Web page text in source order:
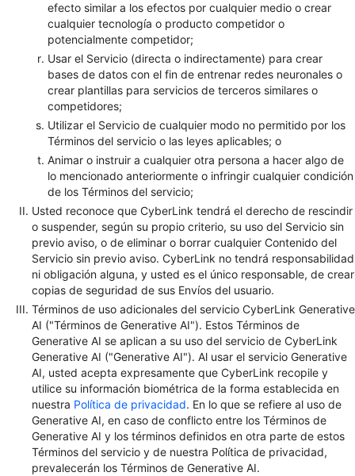
efecto similar a los efectos por cualquier medio o crear
cualquier tecnología o producto competidor o
potencialmente competidor;
Usar el Servicio (directa o indirectamente) para crear
bases de datos con el fin de entrenar redes neuronales o
crear plantillas para servicios de terceros similares o
competidores;
Utilizar el Servicio de cualquier modo no permitido por los
Términos del servicio o las leyes aplicables; o
Animar o instruir a cualquier otra persona a hacer algo de
lo mencionado anteriormente o infringir cualquier condición
de los Términos del servicio;
Usted reconoce que CyberLink tendrá el derecho de rescindir
o suspender, según su propio criterio, su uso del Servicio sin
previo aviso, o de eliminar o borrar cualquier Contenido del
Servicio sin previo aviso. CyberLink no tendrá responsabilidad
ni obligación alguna, y usted es el único responsable, de crear
copias de seguridad de sus Envíos del usuario.
Términos de uso adicionales del servicio CyberLink Generative
AI ("Términos de Generative AI"). Estos Términos de
Generative AI se aplican a su uso del servicio de CyberLink
Generative AI ("Generative AI"). Al usar el servicio Generative
AI, usted acepta expresamente que CyberLink recopile y
utilice su información biométrica de la forma establecida en
nuestra Política de privacidad. En lo que se refiere al uso de
Generative AI, en caso de conflicto entre los Términos de
Generative AI y los términos definidos en otra parte de estos
Términos del servicio y de nuestra Política de privacidad,
prevalecerán los Términos de Generative AI.